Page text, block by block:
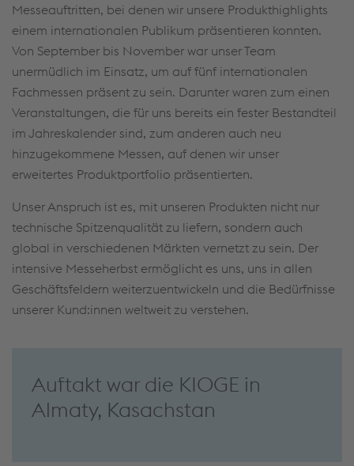
Messeauftritten, bei denen wir unsere Produkthighlights
einem internationalen Publikum präsentieren konnten.
Von September bis November war unser Team
unermüdlich im Einsatz, um auf fünf internationalen
Fachmessen präsent zu sein. Darunter waren zum einen
Veranstaltungen, die für uns bereits ein fester Bestandteil
im Jahreskalender sind, zum anderen auch neu
hinzugekommene Messen, auf denen wir unser
erweitertes Produktportfolio präsentierten.
Unser Anspruch ist es, mit unseren Produkten nicht nur
technische Spitzenqualität zu liefern, sondern auch
global in verschiedenen Märkten vernetzt zu sein. Der
intensive Messeherbst ermöglicht es uns, uns in allen
Geschäftsfeldern weiterzuentwickeln und die Bedürfnisse
unserer Kund:innen weltweit zu verstehen.
Auftakt war die KIOGE in
Almaty, Kasachstan